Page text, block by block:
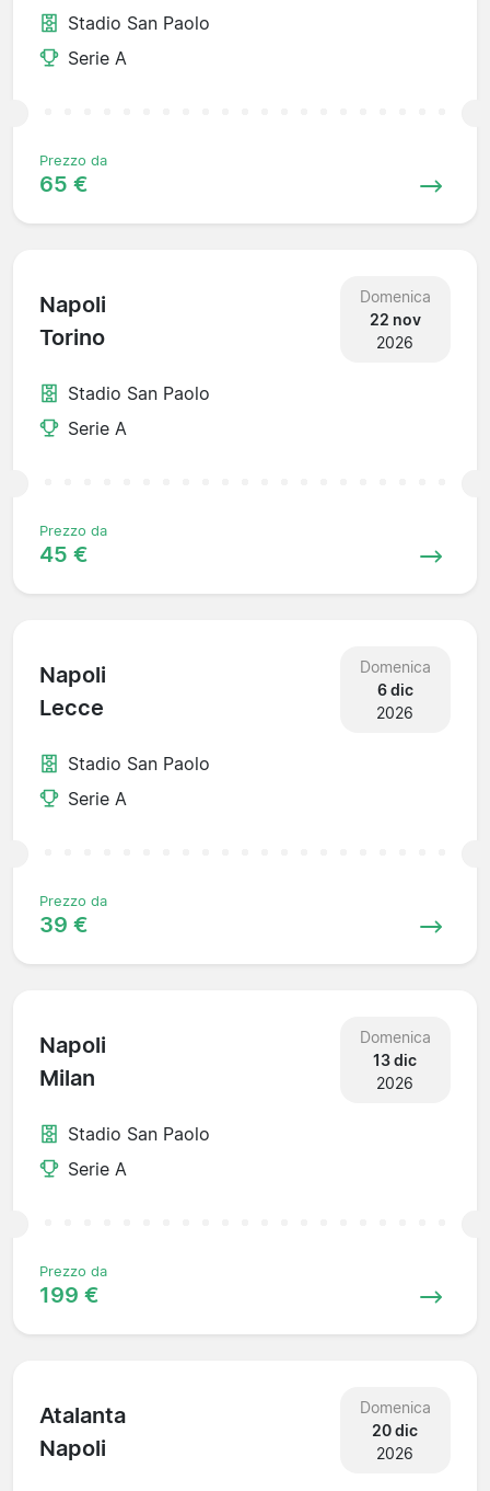
Stadio San Paolo
Serie A
Prezzo da
65 €
Napoli
Torino
Domenica
22 nov
2026
Stadio San Paolo
Serie A
Prezzo da
45 €
Napoli
Lecce
Domenica
6 dic
2026
Stadio San Paolo
Serie A
Prezzo da
39 €
Napoli
Milan
Domenica
13 dic
2026
Stadio San Paolo
Serie A
Prezzo da
199 €
Atalanta
Napoli
Domenica
20 dic
2026